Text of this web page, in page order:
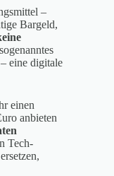
–
Bargeld,
– eine digitale
einen
anbieten
Tech-